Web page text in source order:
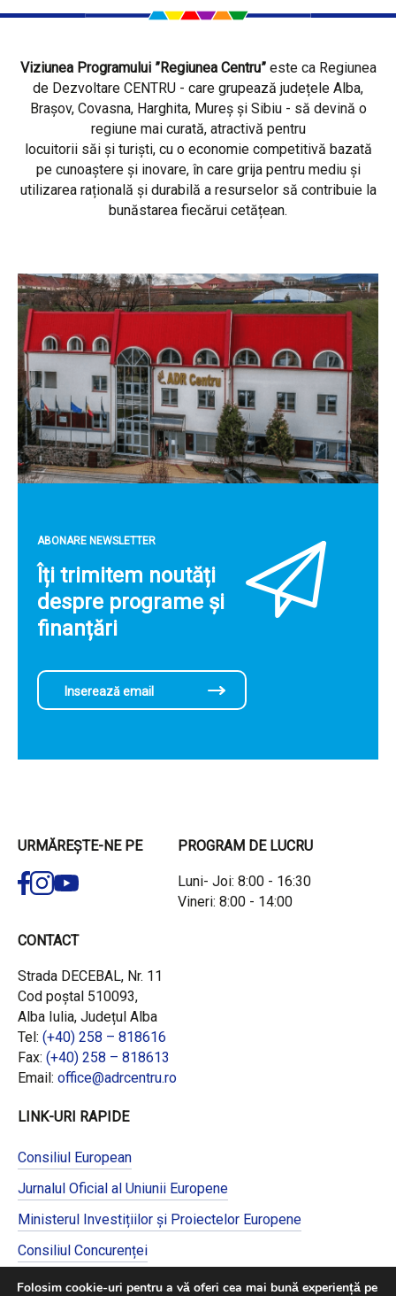
Viziunea Programului ”Regiunea Centru”este ca Regiunea
de Dezvoltare CENTRU - care grupează județele Alba,
Brașov, Covasna, Harghita, Mureș și Sibiu - să devină o
regiune mai curată, atractivă pentru
locuitorii săi și turiști, cu o economie competitivă bazată
pe cunoaștere și inovare, în care grija pentru mediu și
utilizarea rațională și durabilă a resurselor să contribuie la
bunăstarea fiecărui cetățean.
ABONARE NEWSLETTER
Îți trimitem noutăți
despre programe și
finanțări
URMĂREȘTE-NE PE PROGRAM DE LUCRU
Luni- Joi: 8:00 - 16:30
Vineri: 8:00 - 14:00
CONTACT
Strada DECEBAL, Nr. 11
Cod poștal 510093,
Alba Iulia, Județul Alba
Tel: (+40) 258 – 818616
Fax: (+40) 258 – 818613
Email: office@adrcentru.ro
LINK-URI RAPIDE
Consiliul European
Jurnalul Oficial al Uniunii Europene
Ministerul Investițiilor și Proiectelor Europene
Consiliul Concurenței
Folosim cookie-uri pentru a vă oferi cea mai bună experiență pe